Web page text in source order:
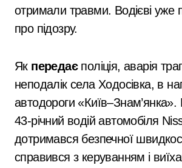
отримали травми. Водієві уже
про підозру.
Як передаєполіція, аварія
неподалік села Ходосівка, в
автодороги
43-річний водій автомобіля
дотримався безпечної
справився з керуванням і